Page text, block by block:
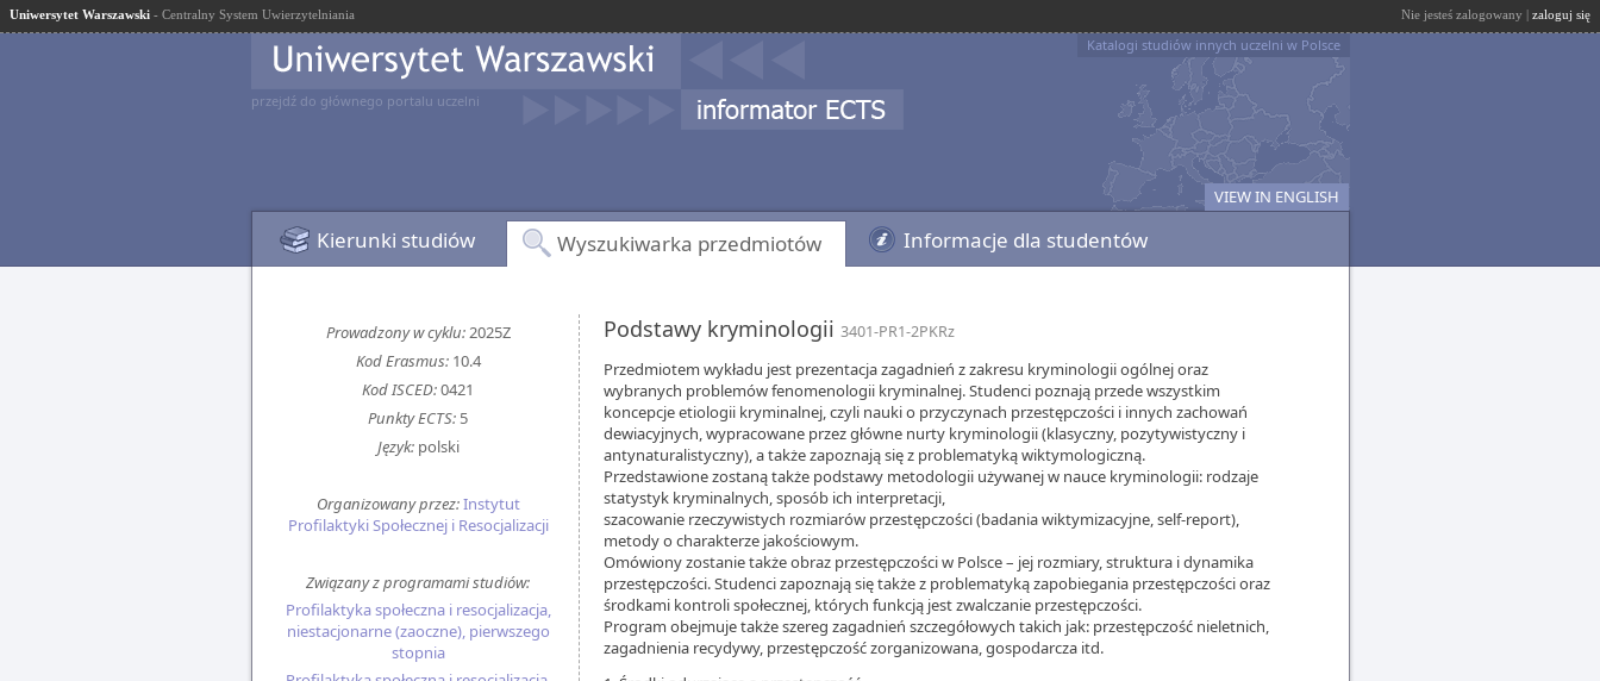
Uniwersytet Warszawski - Centralny System Uwierzytelniania Nie jesteś zalogowany | zaloguj się
przejdź do głównego portalu uczelni
Katalogi studiów innych uczelni w Polsce
VIEW IN ENGLISH
Kierunki studiów Wyszukiwarka przedmiotów Informacje dla studentów
Prowadzony w cyklu:2025Z
Kod Erasmus:10.4
Kod ISCED:0421
Punkty ECTS: 5
Język:polski
Organizowany przez:Instytut
Profilaktyki Społecznej i Resocjalizacji
Związany z programami studiów:
Profilaktyka społeczna i resocjalizacja,
niestacjonarne (zaoczne), pierwszego
stopnia
Podstawy kryminologii 3401-PR1-2PKRz
Przedmiotem wykładu jest prezentacja zagadnień z zakresu kryminologii ogólnej oraz
wybranych problemów fenomenologii kryminalnej. Studenci poznają przede wszystkim
koncepcje etiologii kryminalnej, czyli nauki o przyczynach przestępczości i innych zachowań
dewiacyjnych, wypracowane przez główne nurty kryminologii (klasyczny, pozytywistyczny i
antynaturalistyczny), a także zapoznają się z problematyką wiktymologiczną.
Przedstawione zostaną także podstawy metodologii używanej w nauce kryminologii: rodzaje
statystyk kryminalnych, sposób ich interpretacji,
szacowanie rzeczywistych rozmiarów przestępczości (badania wiktymizacyjne, self-report),
metody o charakterze jakościowym.
Omówiony zostanie także obraz przestępczości w Polsce – jej rozmiary, struktura i dynamika
przestępczości. Studenci zapoznają się także z problematyką zapobiegania przestępczości oraz
środkami kontroli społecznej, których funkcją jest zwalczanie przestępczości.
Program obejmuje także szereg zagadnień szczegółowych takich jak: przestępczość nieletnich,
zagadnienia recydywy, przestępczość zorganizowana, gospodarcza itd.